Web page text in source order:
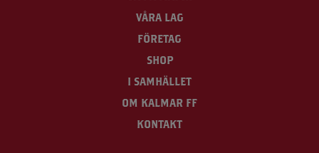
VÅRA LAG
FÖRETAG
SHOP
I SAMHÄLLET
OM KALMAR FF
KONTAKT